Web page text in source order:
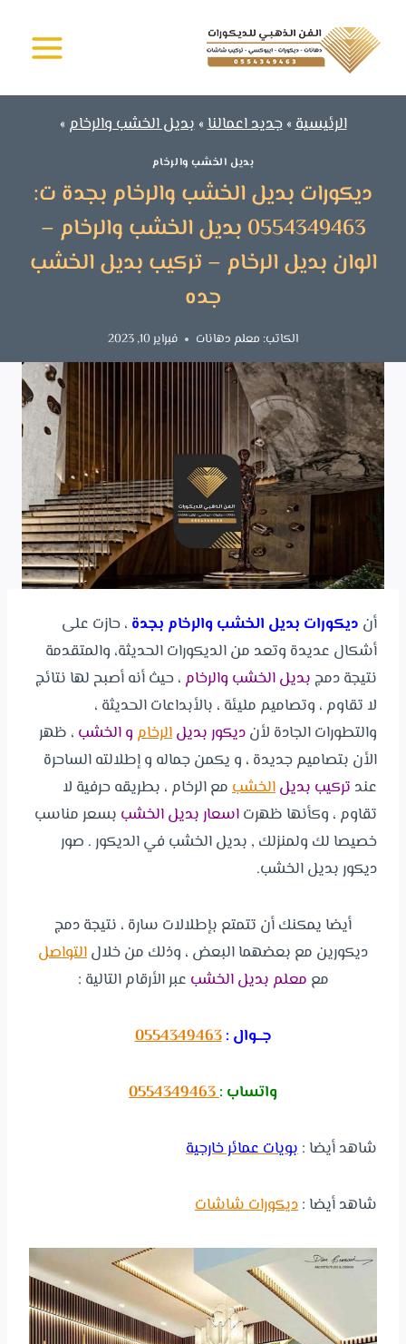
المحتوى
الرئيسية»جديد اعمالنا»بديل الخشب والرخام»
بديل الخشب والرخام
ديكورات بديل الخشب والرخام بجدة ت:
0554349463 بديل الخشب والرخام –
الوان بديل الرخام – تركيب بديل الخشب
جده
الكاتب: معلم دهانات فبراير 10, 2023
أن ديكورات بديل الخشب والرخام بجدة ، حازت على
أشكال عديدة وتعد من الديكورات الحديثة، والمتقدمة
نتيجة دمج بديل الخشب والرخام ، حيث أنه أصبح لها نتائج
لا تقاوم ، وتصاميم مليئة ، بالأبداعات الحديثة ،
والتطورات الجادة لأنديكور بديلالرخام و الخشب ، ظهر
الأن بتصاميم جديدة ، و يكمن جماله و إطلالته الساحرة
عند تركيب بديلالخشبمع الرخام ، بطريقه حرفية لا
تقاوم ، وكأنها ظهرتاسعار بديل الخشب بسعر مناسب
خصيصا لك ولمنزلك , بديل الخشب في الديكور . صور
ديكور بديل الخشب.
أيضا يمكنك أن تتمتع بإطلالات سارة ، نتيجة دمج
ديكورين مع بعضهما البعض ، وذلك من خلالالتواصل
مع معلم بديل الخشب عبر الأرقام التالية :
جــوال :0554349463
واتساب :0554349463
شاهد أيضا :بويات عمائر خارجية
شاهد أيضا :ديكورات شاشات